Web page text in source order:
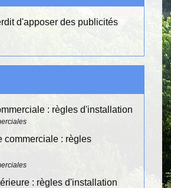
d'apposer des publicités
: règles d'installation
commerciale : règles
: règles d'installation